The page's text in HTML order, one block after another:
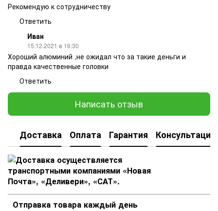
Рекомендую к сотрудничеству
Ответить
Иван
15.12.2021 в 16:30
Хороший алюминий ,не ожидал что за такие деньги и
правда качественные головки
Ответить
Написать отзыв
Доставка Оплата Гарантия Консультация
Отправка товара каждый день